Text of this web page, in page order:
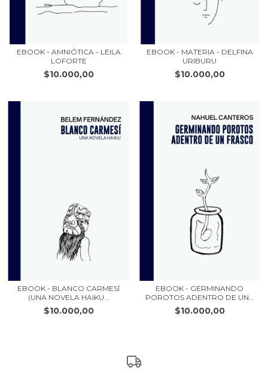
EBOOK - AMNIÓTICA - LEILA
LOFORTE
$10.000,00
EBOOK - MATERIA - DELFINA
URIBURU
$10.000,00
EBOOK - BLANCO CARMESÍ
(UNA NOVELA HAIKU...
$10.000,00
EBOOK - GERMINANDO
POROTOS ADENTRO DE UN...
$10.000,00